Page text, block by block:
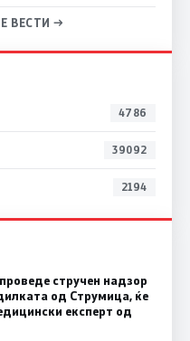
ВЕСТИ →
4786
39092
2194
стручен надзор
од Струмица, ќе
експерт од